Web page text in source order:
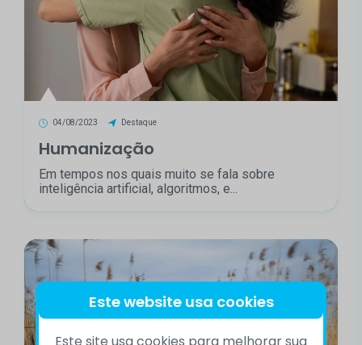
04/08/2023 Destaque
Humanização
Em tempos nos quais muito se fala sobre
inteligência artificial, algoritmos, e...
Este website usa cookies
Este site usa cookies para melhorar sua